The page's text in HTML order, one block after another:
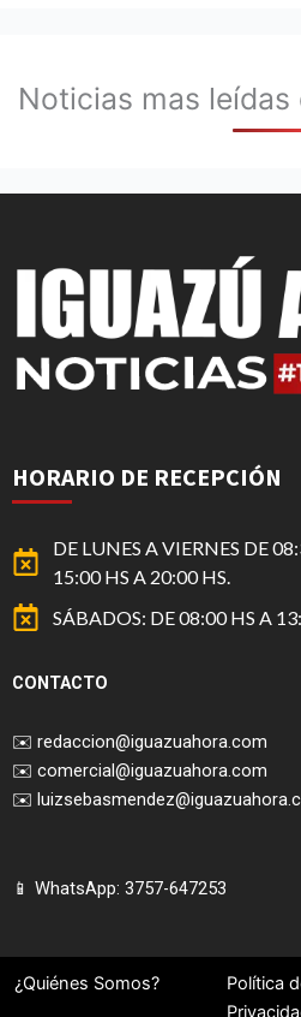
Noticias mas leídas
HORARIO DE RECEPCIÓN
DE LUNES A VIERNES DE
15:00 HS A 20:00 HS.
SÁBADOS: DE 08:00 HS A
CONTACTO
✉️ redaccion@iguazuahora.com
✉️ comercial@iguazuahora.com
✉️
📱 WhatsApp: 3757-647253
¿Quiénes Somos?
Política